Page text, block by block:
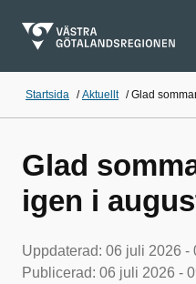
Startsida /Aktuellt /Glad
Glad
igen i
Uppdaterad: 06 juli 2026 -
Publicerad: 06 juli 2026 -